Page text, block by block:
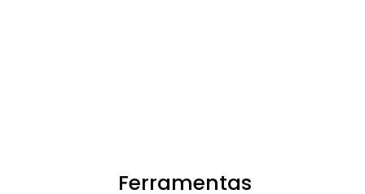
Ferramentas